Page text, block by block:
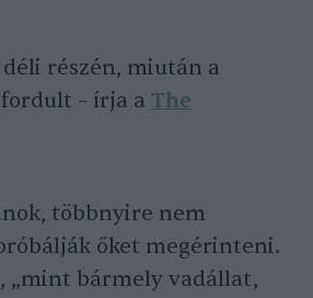
részén, miután a
– írja a The
többnyire nem
őket megérinteni.
„mint bármely vadállat,